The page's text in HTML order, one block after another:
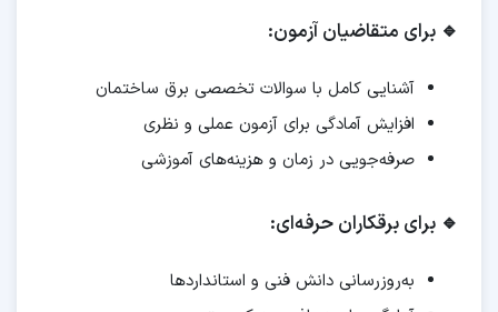
🔹 برای متقاضیان آزمون:
آشنایی کامل با سوالات تخصصی برق ساختمان
افزایش آمادگی برای آزمون عملی و نظری
صرفه‌جویی در زمان و هزینه‌های آموزشی
🔹 برای برقکاران حرفه‌ای:
به‌روزرسانی دانش فنی و استانداردها